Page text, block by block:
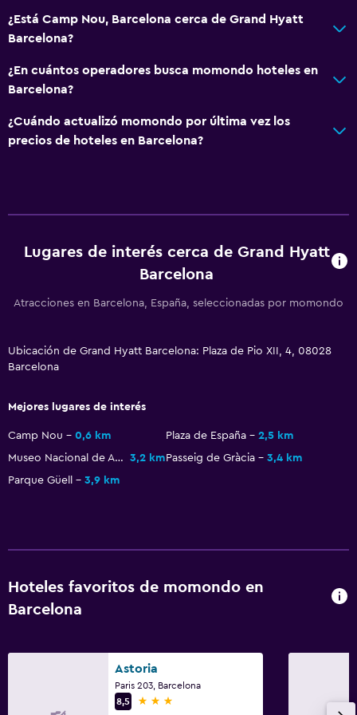
Cepillo de dientes
Comedor
Almuerzos para llevar
Menús para dietas especiales (bajo petición)
Restaurante
Bar de tapas
Desayuno en la habitación
Mesa de comedor
Cocina
Tetera eléctrica
Tetera
Hipoalergénico
Habitaciones para no fumadores disponibles
¿Está Camp Nou, Barcelona cerca de Grand Hyatt
Barcelona?
¿En cuántos operadores busca momondo hoteles en
Barcelona?
¿Cuándo actualizó momondo por última vez los
precios de hoteles en Barcelona?
Lugares de interés cerca de Grand Hyatt
Barcelona
Atracciones en Barcelona, España, seleccionadas por momondo
Ubicación de Grand Hyatt Barcelona: Plaza de Pio XII, 4, 08028
Barcelona
Mejores lugares de interés
Camp Nou 0,6 km Plaza de España
2,5 km
Museo Nacional de Arte de Cataluña
3,2 kmPasseig de Gràcia
3,4 km
Parque Güell
3,9 km
Hoteles favoritos de momondo en
Barcelona
Astoria
Paris 203, Barcelona
8,5
3 estrellas